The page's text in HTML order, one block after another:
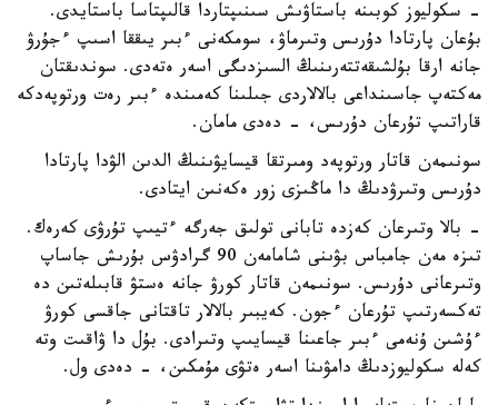
- سكوليوز كوبىنە باستاۋىش سىنىپتاردا قالىپتاسا باستايدى.
بۇعان پارتادا دۇرىس وتىرماۋ، سومكەنى ءبىر يىققا اسىپ ءجۇرۋ
جانە ارقا بۇلشىقەتتەرىنىڭ السىزدىگى اسەر ەتەدى. سوندىقتان
مەكتەپ جاسىنداعى بالالاردى جىلىنا كەمىندە ءبىر رەت ورتوپەدكە
قاراتىپ تۇرعان دۇرىس، - دەدى مامان.
سونىمەن قاتار ورتوپەد ومىرتقا قيسايۋىنىڭ الدىن الۋدا پارتادا
دۇرىس وتىرۋدىڭ دا ماڭىزى زور ەكەنىن ايتادى.
- بالا وتىرعان كەزدە تابانى تولىق جەرگە ءتيىپ تۇرۋى كەرەك.
تىزە مەن جامباس بۋىنى شامامەن 90 گرادۋس بۇرىش جاساپ
وتىرعانى دۇرىس. سونىمەن قاتار كورۋ جانە ەستۋ قابىلەتىن دە
تەكسەرتىپ تۇرعان ءجون. كەيبىر بالالار تاقتانى جاقسى كورۋ
ءۇشىن ۇنەمى ءبىر جاعىنا قيسايىپ وتىرادى. بۇل دا ۋاقىت وتە
كەلە سكوليوزدىڭ دامۋىنا اسەر ەتۋى مۇمكىن، - دەدى ول.